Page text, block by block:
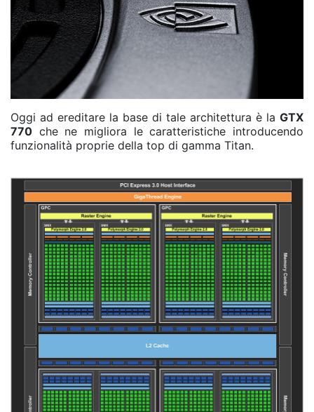
Oggi ad ereditare la base di tale architettura è la GTX
770 che ne migliora le caratteristiche introducendo
funzionalità proprie della top di gamma Titan.